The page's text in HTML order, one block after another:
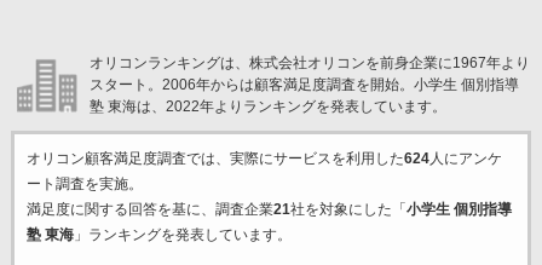
オリコンランキングは、株式会社オリコンを前身企業に1967年より
スタート。2006年からは顧客満足度調査を開始。小学生 個別指導
塾 東海は、2022年よりランキングを発表しています。
オリコン顧客満足度調査では、実際にサービスを利用した624人にアンケ
ート調査を実施。
満足度に関する回答を基に、調査企業21社を対象にした「 小学生 個別指導
塾 東海」ランキングを発表しています。